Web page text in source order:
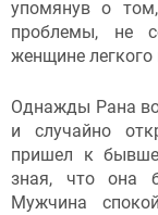
упомянув о
проблемы, не
женщине легкого
Однажды Рана
и случайно
пришел к
зная, что она
Мужчина